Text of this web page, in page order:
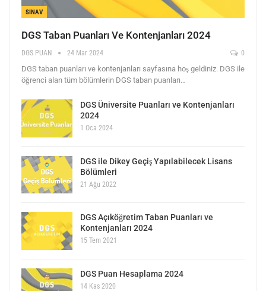
SINAV
DGS Taban Puanları Ve Kontenjanları 2024
DGS PUAN 24 Mar 2024 0
DGS taban puanları ve kontenjanları sayfasına hoş geldiniz. DGS ile
öğrenci alan tüm bölümlerin DGS taban puanları…
DGS Üniversite Puanları ve Kontenjanları
2024
1 Oca 2024
DGS ile Dikey Geçiş Yapılabilecek Lisans
Bölümleri
21 Ağu 2022
DGS Açıköğretim Taban Puanları ve
Kontenjanları 2024
15 Tem 2021
DGS Puan Hesaplama 2024
14 Kas 2020